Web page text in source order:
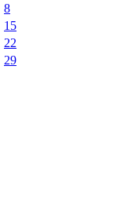
8
15
22
29